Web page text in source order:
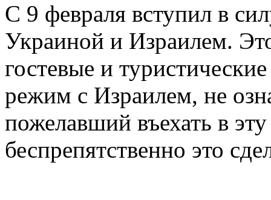
С 9 февраля вступил в
Украиной и Израилем.
гостевые и
режим с Израилем, не
пожелавший въехать в
беспрепятственно это